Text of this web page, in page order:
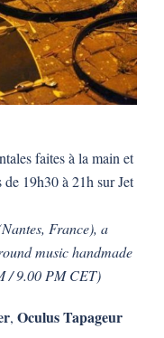
faites à la main et
19h30 à 21h sur Jet
France), a
music handmade
/ 9.00 PM CET)
, Oculus Tapageur